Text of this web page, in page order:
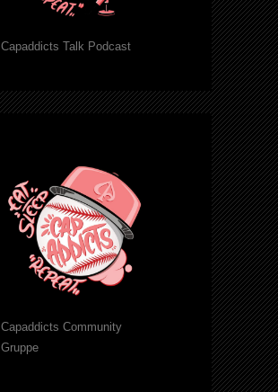
Capaddicts Talk Podcast
Capaddicts Community
Gruppe